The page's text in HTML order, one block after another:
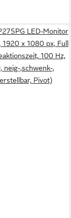
LED-Monitor
x 1080 px, Full
100 Hz,
neig-,schwenk-,
Pivot)